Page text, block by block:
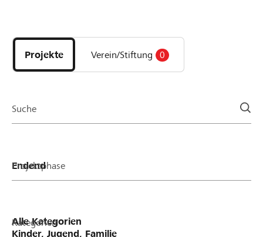
DE FR IT
Projekte
und
Organisationen
Projekte Verein/Stiftung 0
Suche
Projektphase
Kategorien